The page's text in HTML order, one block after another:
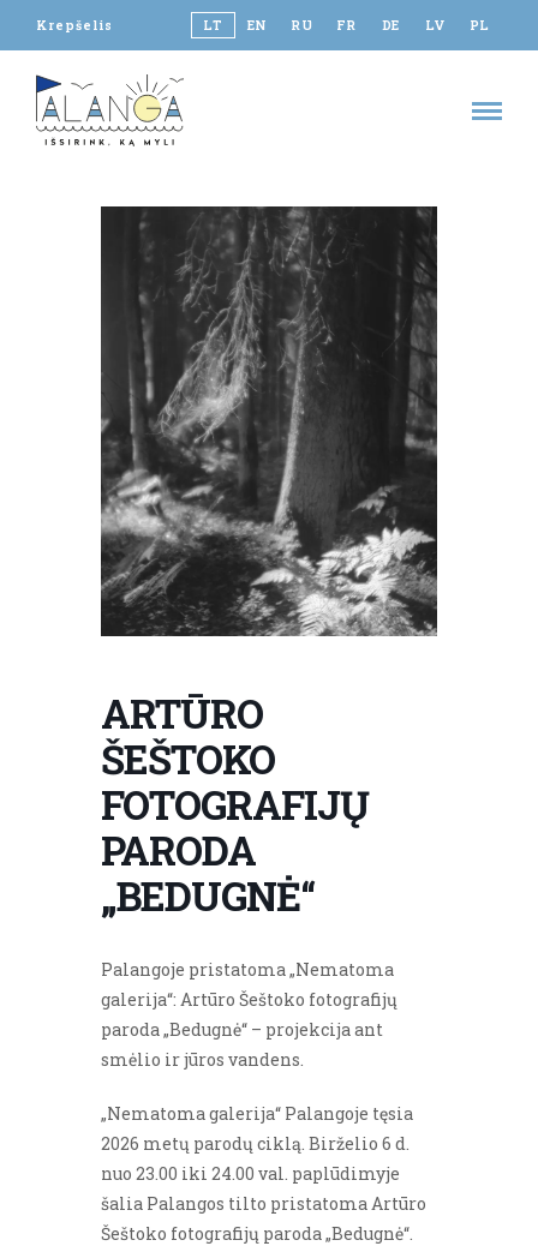
Krepšelis LT EN RU FR DE LV PL
ARTŪRO
ŠEŠTOKO
FOTOGRAFIJŲ
PARODA
„BEDUGNĖ“
Palangoje pristatoma „Nematoma
galerija“: Artūro Šeštoko fotografijų
paroda „Bedugnė“ – projekcija ant
smėlio ir jūros vandens.
„Nematoma galerija“ Palangoje tęsia
2026 metų parodų ciklą. Birželio 6 d.
nuo 23.00 iki 24.00 val. paplūdimyje
šalia Palangos tilto pristatoma Artūro
Šeštoko fotografijų paroda „Bedugnė“.